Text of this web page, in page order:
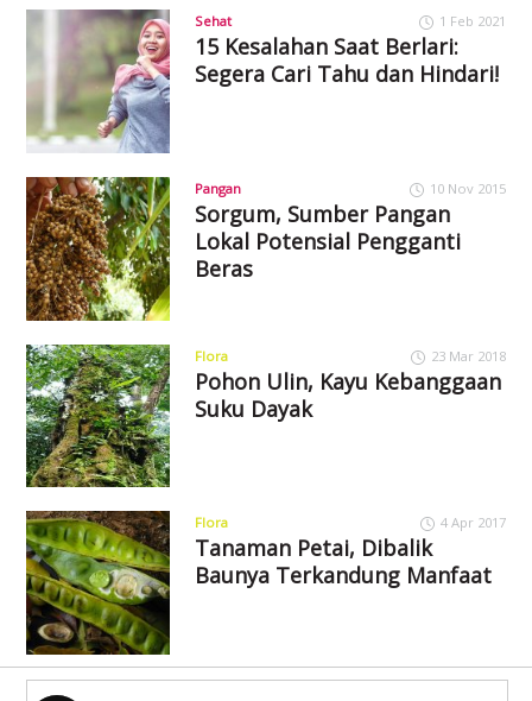
Sehat 1 Feb 2021
15 Kesalahan Saat Berlari:
Segera Cari Tahu dan Hindari!
Pangan 10 Nov 2015
Sorgum, Sumber Pangan
Lokal Potensial Pengganti
Beras
Flora 23 Mar 2018
Pohon Ulin, Kayu Kebanggaan
Suku Dayak
Flora 4 Apr 2017
Tanaman Petai, Dibalik
Baunya Terkandung Manfaat